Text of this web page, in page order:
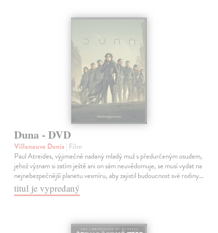
Duna - DVD
Villeneuve Denis| Film
Paul Atreides, výjimečně nadaný mladý muž s předurčeným osudem,
jehož význam si zatím ještě ani on sám neuvědomuje, se musí vydat na
nejnebezpečnější planetu vesmíru, aby zajistil budoucnost své rodiny…
titul je vypredaný